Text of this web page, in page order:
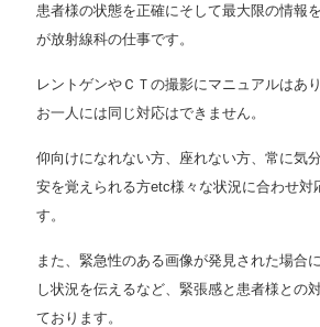
患者様の状態を正確にそして最大限の情報
が放射線科の仕事です。
レントゲンやＣＴの撮影にマニュアルはあ
お一人には同じ対応はできません。
仰向けになれない方、座れない方、常に気
安を覚えられる方etc様々な状況に合わせ対
す。
また、緊急性のある画像が発見された場合
し状況を伝えるなど、緊張感と患者様との
ております。